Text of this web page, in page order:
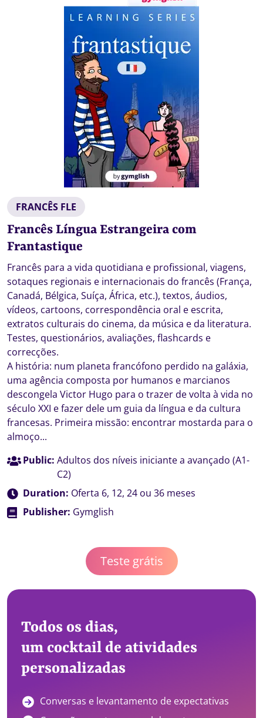
FRANCÊS FLE
Francês Língua Estrangeira com
Frantastique
Francês para a vida quotidiana e profissional, viagens,
sotaques regionais e internacionais do francês (França,
Canadá, Bélgica, Suíça, África, etc.), textos, áudios,
vídeos, cartoons, correspondência oral e escrita,
extratos culturais do cinema, da música e da literatura.
Testes, questionários, avaliações, flashcards e
correcções.
A história: num planeta francófono perdido na galáxia,
uma agência composta por humanos e marcianos
descongela Victor Hugo para o trazer de volta à vida no
século XXI e fazer dele um guia da língua e da cultura
francesas. Primeira missão: encontrar mostarda para o
almoço...
Public: Adultos dos níveis iniciante a avançado (A1-
C2)
Duration: Oferta 6, 12, 24 ou 36 meses
Publisher: Gymglish
Teste grátis
Todos os dias,
um cocktail de atividades
personalizadas
Conversas e levantamento de expectativas